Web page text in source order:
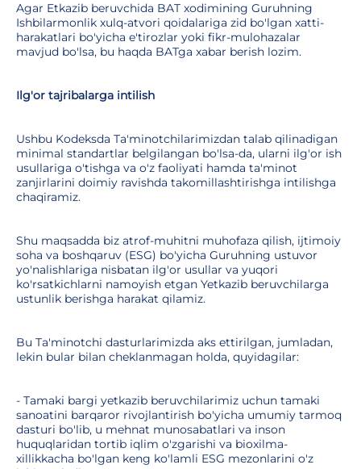
Agar Etkazib beruvchida BAT xodimining Guruhning
Ishbilarmonlik xulq-atvori qoidalariga zid bo'lgan xatti-
harakatlari bo'yicha e'tirozlar yoki fikr-mulohazalar
mavjud bo'lsa, bu haqda BATga xabar berish lozim.
Ilg'or tajribalarga intilish
Ushbu Kodeksda Ta'minotchilarimizdan talab qilinadigan
minimal standartlar belgilangan bo'lsa-da, ularni ilg'or ish
usullariga o'tishga va o'z faoliyati hamda ta'minot
zanjirlarini doimiy ravishda takomillashtirishga intilishga
chaqiramiz.
Shu maqsadda biz atrof-muhitni muhofaza qilish, ijtimoiy
soha va boshqaruv (ESG) bo'yicha Guruhning ustuvor
yo'nalishlariga nisbatan ilg'or usullar va yuqori
ko'rsatkichlarni namoyish etgan Yetkazib beruvchilarga
ustunlik berishga harakat qilamiz.
Bu Ta'minotchi dasturlarimizda aks ettirilgan, jumladan,
lekin bular bilan cheklanmagan holda, quyidagilar:
- Tamaki bargi yetkazib beruvchilarimiz uchun tamaki
sanoatini barqaror rivojlantirish bo'yicha umumiy tarmoq
dasturi bo'lib, u mehnat munosabatlari va inson
huquqlaridan tortib iqlim o'zgarishi va bioxilma-
xillikkacha bo'lgan keng ko'lamli ESG mezonlarini o'z